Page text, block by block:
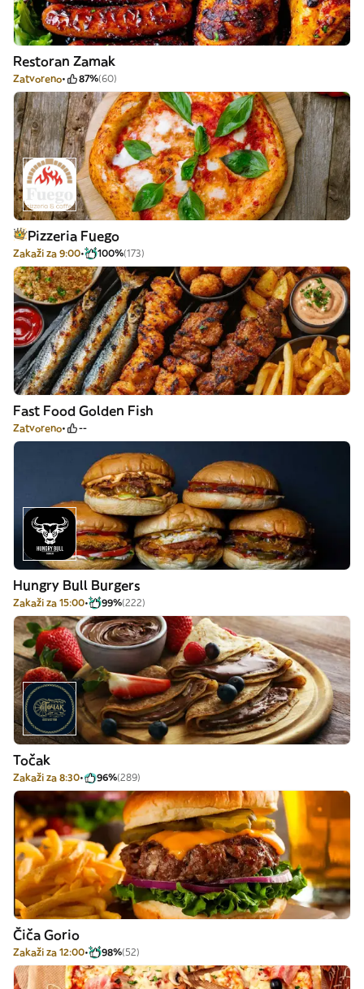
Restoran Zamak
Zatvoreno 87%(60)
Pizzeria Fuego
Zakaži za 9:00 100%(173)
Fast Food Golden Fish
Zatvoreno --
Hungry Bull Burgers
Zakaži za 15:00 99%(222)
Točak
Zakaži za 8:30 96%(289)
Čiča Gorio
Zakaži za 12:00 98%(52)